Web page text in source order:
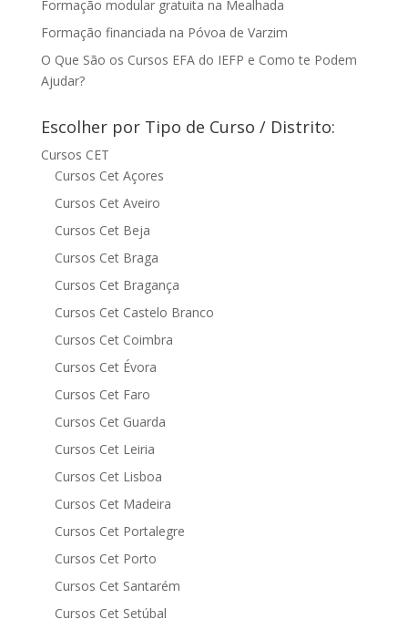
Formação modular gratuita na Mealhada
Formação financiada na Póvoa de Varzim
O Que São os Cursos EFA do IEFP e Como te Podem
Ajudar?
Escolher por Tipo de Curso / Distrito:
Cursos CET
Cursos Cet Açores
Cursos Cet Aveiro
Cursos Cet Beja
Cursos Cet Braga
Cursos Cet Bragança
Cursos Cet Castelo Branco
Cursos Cet Coimbra
Cursos Cet Évora
Cursos Cet Faro
Cursos Cet Guarda
Cursos Cet Leiria
Cursos Cet Lisboa
Cursos Cet Madeira
Cursos Cet Portalegre
Cursos Cet Porto
Cursos Cet Santarém
Cursos Cet Setúbal